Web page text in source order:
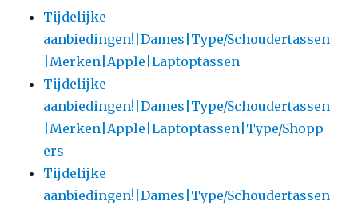
Tijdelijke
aanbiedingen!|Dames|Type/Schoudertassen
|Merken|Apple|Laptoptassen
Tijdelijke
aanbiedingen!|Dames|Type/Schoudertassen
|Merken|Apple|Laptoptassen|Type/Shopp
ers
Tijdelijke
aanbiedingen!|Dames|Type/Schoudertassen